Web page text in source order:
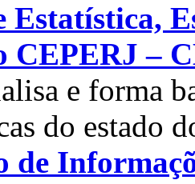
Estatística,
CEPERJ –
e forma
do estado
de